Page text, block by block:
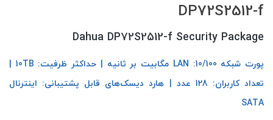
DP72S2512-f
Dahua DP72S2512-f Security Package
تعداد کاربران: 128 عدد | هارد دیسک‌های قابل پشتیبانی: اینترنال
SATA